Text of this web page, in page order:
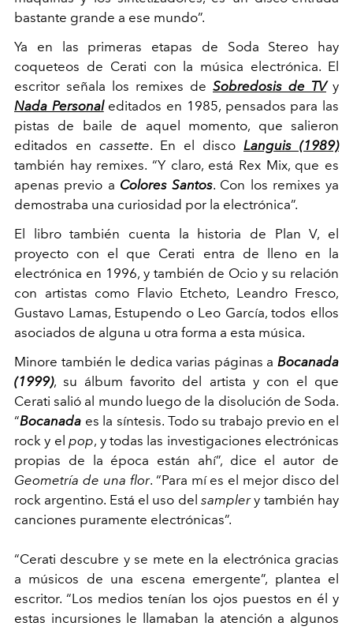
bastante grande a ese mundo”.
Ya en las primeras etapas de Soda Stereo hay
coqueteos de Cerati con la música electrónica. El
escritor señala los remixes de Sobredosis de TVy
Nada Personaleditados en 1985, pensados para las
pistas de baile de aquel momento, que salieron
editados en cassette. En el disco Languis (1989)
también hay remixes. “Y claro, está Rex Mix, que es
apenas previo a Colores Santos. Con los remixes ya
demostraba una curiosidad por la electrónica”.
El libro también cuenta la historia de Plan V, el
proyecto con el que Cerati entra de lleno en la
electrónica en 1996, y también de Ocio y su relación
con artistas como Flavio Etcheto, Leandro Fresco,
Gustavo Lamas, Estupendo o Leo García, todos ellos
asociados de alguna u otra forma a esta música.
Minore también le dedica varias páginas a Bocanada
(1999), su álbum favorito del artista y con el que
Cerati salió al mundo luego de la disolución de Soda.
“Bocanada es la síntesis. Todo su trabajo previo en el
rock y elpop, y todas las investigaciones electrónicas
propias de la época están ahí”, dice el autor de
Geometría de una flor. “Para mí es el mejor disco del
rock argentino. Está el uso del samplery también hay
canciones puramente electrónicas”.
“Cerati descubre y se mete en la electrónica gracias
a músicos de una escena emergente”, plantea el
escritor. “Los medios tenían los ojos puestos en él y
estas incursiones le llamaban la atención a algunos